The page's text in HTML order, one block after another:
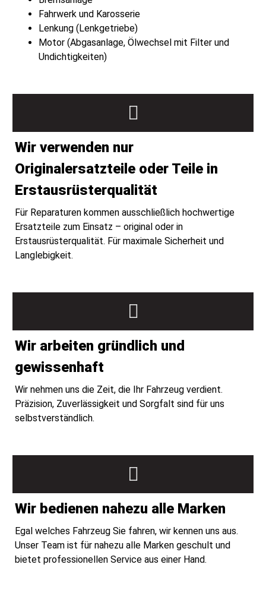
Fahrwerk und Karosserie
Lenkung (Lenkgetriebe)
Motor (Abgasanlage, Ölwechsel mit Filter und
Undichtigkeiten)
Wir verwenden nur
Originalersatzteile oder Teile in
Erstausrüsterqualität
Für Reparaturen kommen ausschließlich hochwertige
Ersatzteile zum Einsatz – original oder in
Erstausrüsterqualität. Für maximale Sicherheit und
Langlebigkeit.
Wir arbeiten gründlich und
gewissenhaft
Wir nehmen uns die Zeit, die Ihr Fahrzeug verdient.
Präzision, Zuverlässigkeit und Sorgfalt sind für uns
selbstverständlich.
Wir bedienen nahezu alle Marken
Egal welches Fahrzeug Sie fahren, wir kennen uns aus.
Unser Team ist für nahezu alle Marken geschult und
bietet professionellen Service aus einer Hand.